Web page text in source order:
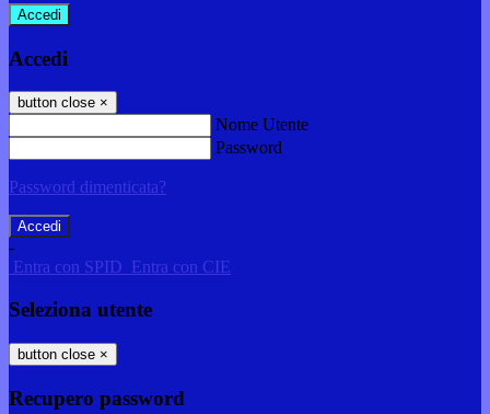
Accedi
Accedi
button close ×
Nome Utente
Password
Password dimenticata?
-
Entra con SPID Entra con CIE
Seleziona utente
button close ×
Recupero password